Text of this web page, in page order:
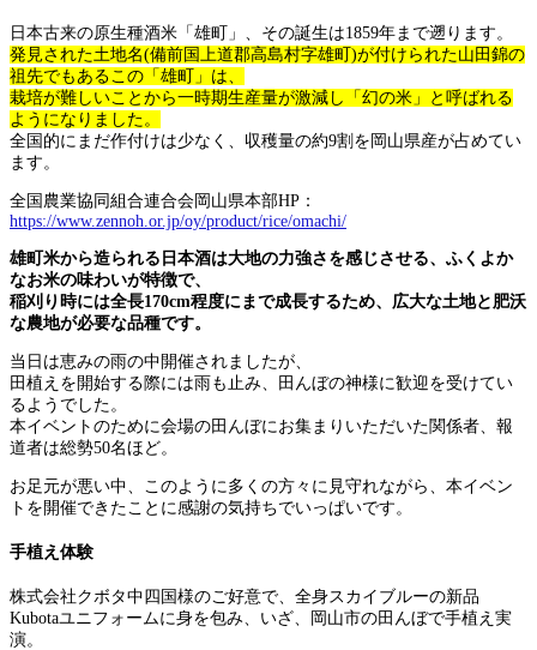
日本古来の原生種酒米「雄町」、その誕生は1859年まで遡ります。
発見された土地名(備前国上道郡高島村字雄町)が付けられた山田錦の
祖先でもあるこの「雄町」は、
栽培が難しいことから一時期生産量が激減し「幻の米」と呼ばれる
ようになりました。
全国的にまだ作付けは少なく、収穫量の約9割を岡山県産が占めてい
ます。
全国農業協同組合連合会岡山県本部HP：
https://www.zennoh.or.jp/oy/product/rice/omachi/
雄町米から造られる日本酒は大地の力強さを感じさせる、ふくよか
なお米の味わいが特徴で、
稲刈り時には全長170cm程度にまで成長するため、広大な土地と肥沃
な農地が必要な品種です。
当日は恵みの雨の中開催されましたが、
田植えを開始する際には雨も止み、田んぼの神様に歓迎を受けてい
るようでした。
本イベントのために会場の田んぼにお集まりいただいた関係者、報
道者は総勢50名ほど。
お足元が悪い中、このように多くの方々に見守れながら、本イベン
トを開催できたことに感謝の気持ちでいっぱいです。
手植え体験
株式会社クボタ中四国様のご好意で、全身スカイブルーの新品
Kubotaユニフォームに身を包み、いざ、岡山市の田んぼで手植え実
演。